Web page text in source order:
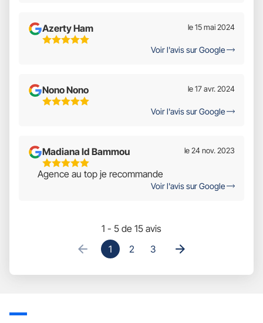
Azerty Ham
5
le 15 mai 2024
Voir l'avis sur Google
Nono Nono
5
le 17 avr. 2024
Voir l'avis sur Google
Madiana Id Bammou
5
Étoiles
le 24 nov. 2023
Agence au top je recommande
Voir l'avis sur Google
1 - 5 de 15 avis
1
2 3